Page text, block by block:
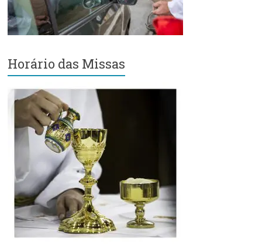
Sé
–
Setor
Retiro
Horário das Missas